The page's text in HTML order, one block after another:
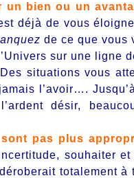
un bien ou un
déjà de vous
de ce que vous
sur une ligne
situations vous
l’avoir….
désir,
pas plus
souhaiter
totalement